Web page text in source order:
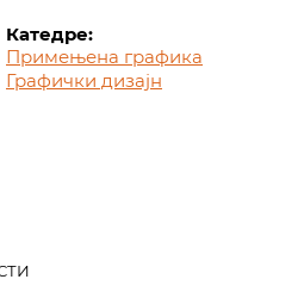
Катедре:
Примењена графика
Графички дизајн